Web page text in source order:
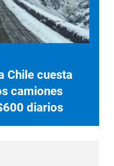
Chile cuesta
camiones
diarios